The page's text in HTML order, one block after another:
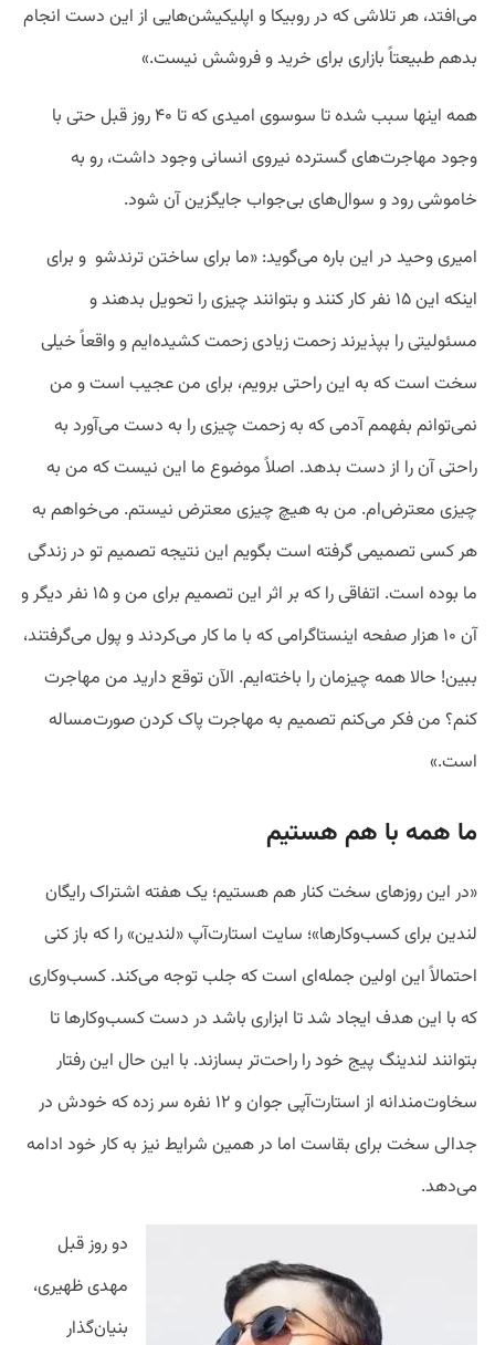
می‌افتد، هر تلاشی که در روبیکا و اپلیکیشن‌هایی از این دست انجام
بدهم طبیعتاً بازاری برای خرید و فروشش نیست.»
همه اینها سبب شده تا سوسوی امیدی که تا ۴۰ روز قبل حتی با
وجود مهاجرت‌های گسترده نیروی انسانی وجود داشت، رو به
خاموشی رود و سوال‌های بی‌جواب جایگزین آن شود.
امیری وحید در این‌ باره می‌گوید: «ما برای ساختن ترندشو و برای
اینکه این ۱۵ نفر کار کنند و بتوانند چیزی را تحویل بدهند و
مسئولیتی را بپذیرند زحمت زیادی زحمت کشیده‌ایم و واقعاً خیلی
سخت است که به این راحتی برویم، برای من عجیب است و من
نمی‌توانم بفهمم آدمی که به زحمت چیزی را به دست می‌آورد به
راحتی آن را از دست بدهد. اصلاً موضوع ما این نیست که من به
چیزی معترض‌ام. من به هیچ چیزی معترض نیستم. می‌خواهم به
هر کسی تصمیمی گرفته است بگویم این نتیجه تصمیم تو در زندگی
ما بوده است. اتفاقی را که بر اثر این تصمیم برای من و ۱۵ نفر دیگر و
آن ۱۰ هزار صفحه اینستاگرامی که با ما کار می‌کردند و پول می‌گرفتند،
ببین! حالا همه چیزمان را باخته‌ایم. الآن توقع دارید من مهاجرت
کنم؟ من فکر می‌کنم تصمیم به مهاجرت پاک کردن صورت‌مساله‌
است.»
ما همه با هم هستیم
«در این روزهای سخت کنار هم هستیم؛ یک هفته اشتراک رایگان
لندین برای کسب‌وکارها»؛ سایت استارت‌آپ «لندین» را که باز کنی
احتمالاً این اولین جمله‌ای است که جلب توجه می‌کند. کسب‌وکاری
که با این هدف ایجاد شد تا ابزاری باشد در دست کسب‌وکارها تا
بتوانند لندینگ پیج خود را راحت‌تر بسازند. با این‌ حال این رفتار
سخاوت‌مندانه از استارت‌آپی جوان و ۱۲ نفره سر زده که خودش در
جدالی سخت برای بقاست اما در همین شرایط نیز به کار خود ادامه
می‌دهد.
دو روز قبل
مهدی ظهیری،
بنیان‌گذار